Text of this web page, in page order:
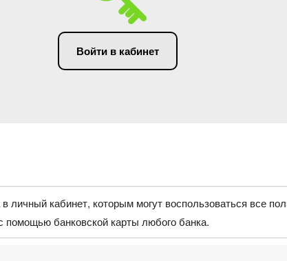
Войти в кабинет
кабинет, которым могут воспользоваться все
банковской карты любого банка.